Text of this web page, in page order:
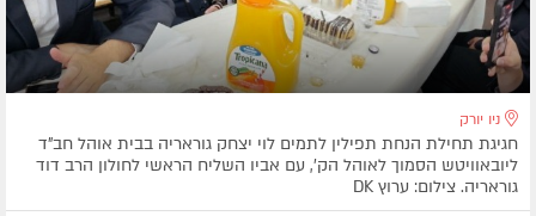
ניו יורק
חגיגת תחילת הנחת תפילין לתמים לוי יצחק גוראריה בבית אוהל חב"ד
ליובאוויטש הסמוך לאוהל הק', עם אביו השליח הראשי לחולון הרב דוד
גוראריה. צילום: ערוץ DK